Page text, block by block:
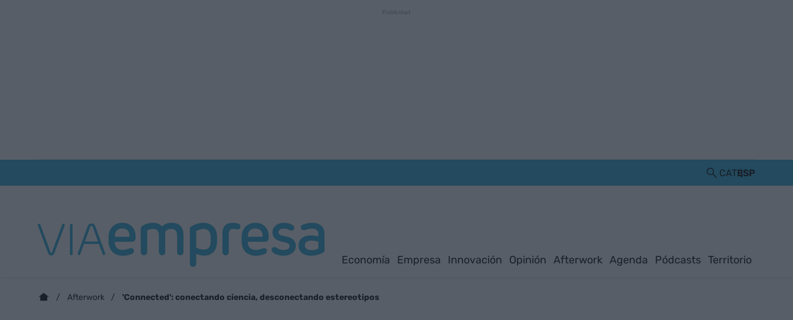
CATESP
Economía Empresa Innovación Opinión Afterwork Agenda Pódcasts Territorio
Afterwork 'Connected': conectando ciencia, desconectando estereotipos